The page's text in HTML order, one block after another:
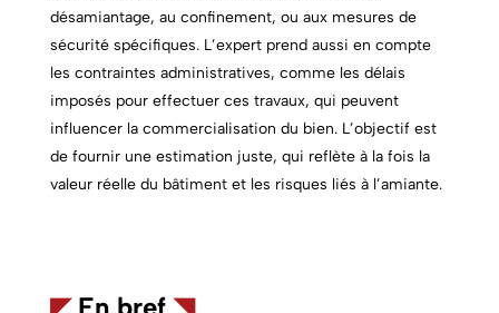
désamiantage, au confinement, ou aux mesures de
sécurité spécifiques. L’expert prend aussi en compte
les contraintes administratives, comme les délais
imposés pour effectuer ces travaux, qui peuvent
influencer la commercialisation du bien. L’objectif est
de fournir une estimation juste, qui reflète à la fois la
valeur réelle du bâtiment et les risques liés à l’amiante.